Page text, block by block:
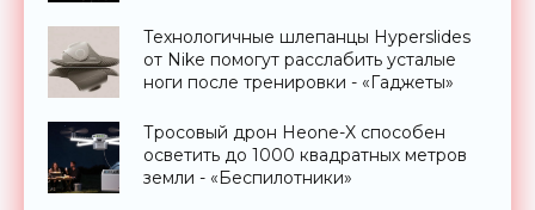
Технологичные шлепанцы Hyperslides
от Nike помогут расслабить усталые
ноги после тренировки - «Гаджеты»
Тросовый дрон Heone-X способен
осветить до 1000 квадратных метров
земли - «Беспилотники»